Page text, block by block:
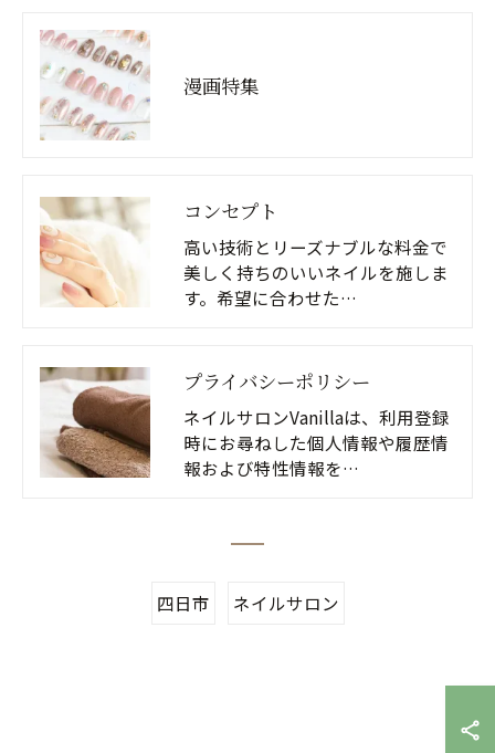
漫画特集
コンセプト
高い技術とリーズナブルな料金で
美しく持ちのいいネイルを施しま
す。希望に合わせた…
プライバシーポリシー
ネイルサロンVanillaは、利用登録
時にお尋ねした個人情報や履歴情
報および特性情報を…
四日市 ネイルサロン